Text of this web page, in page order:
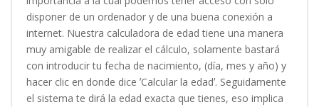
disponer de un ordenador y de una buena conexión a
internet. Nuestra calculadora de edad tiene una manera
muy amigable de realizar el cálculo, solamente bastará
con introducir tu fecha de nacimiento, (día, mes y año) y
hacer clic en donde dice ʼCalcular la edadʼ. Seguidamente
el sistema te dirá la edad exacta que tienes, eso implica